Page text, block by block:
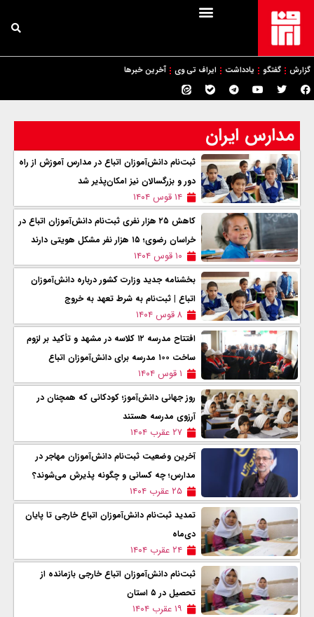
گزارش گفتگو یادداشت ایراف تی وی آخرین خبرها
مدارس ایران
ثبت‌نام دانش‌آموزان اتباع در مدارس آموزش از راه
دور و بزرگسالان نیز امکان‌پذیر شد
۱۴ قوس ۱۴۰۴
کاهش ۲۵ هزار نفری ثبت‌نام دانش‌آموزان اتباع در
خراسان رضوی؛ ۱۵ هزار نفر مشکل هویتی دارند
۱۰ قوس ۱۴۰۴
بخشنامه جدید وزارت کشور درباره دانش‌آموزان
اتباع | ثبت‌نام به شرط تعهد به خروج
۸ قوس ۱۴۰۴
افتتاح مدرسه ۱۲ کلاسه در مشهد و تأکید بر لزوم
ساخت ۱۰۰ مدرسه برای دانش‌آموزان اتباع
۱ قوس ۱۴۰۴
روز جهانی دانش‌آموز؛ کودکانی که همچنان در
آرزوی مدرسه هستند
۲۷ عقرب ۱۴۰۴
آخرین وضعیت ثبت‌نام دانش‌آموزان مهاجر در
مدارس؛ چه کسانی و چگونه پذیرش می‌شوند؟
۲۵ عقرب ۱۴۰۴
تمدید ثبت‌نام دانش‌آموزان اتباع خارجی تا پایان
دی‌ماه
۲۴ عقرب ۱۴۰۴
ثبت‌نام دانش‌آموزان اتباع خارجی بازمانده از
تحصیل در ۵ استان
۱۹ عقرب ۱۴۰۴